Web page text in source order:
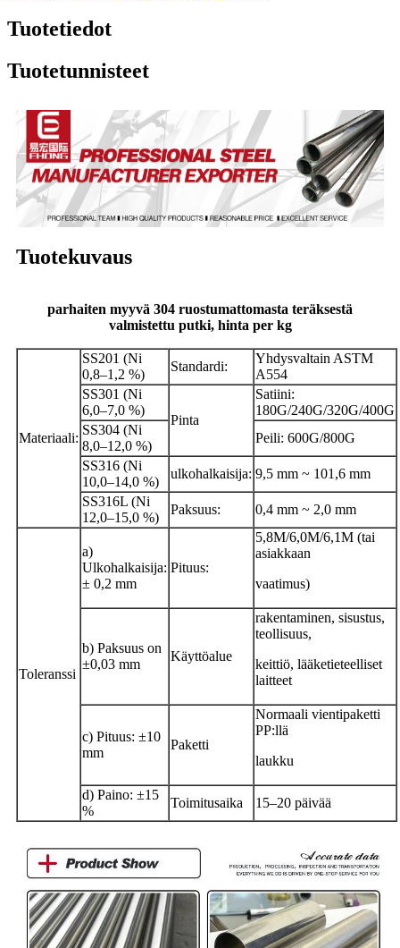
Tuotetiedot
Tuotetunnisteet
Tuotekuvaus
parhaiten myyvä 304 ruostumattomasta teräksestä
valmistettu putki, hinta per kg
Materiaali:
SS201 (Ni
0,8–1,2 %)
Standardi:
Yhdysvaltain ASTM
A554
SS301 (Ni
6,0–7,0 %)
Pinta
Satiini:
180G/240G/320G/400G
SS304 (Ni
8,0–12,0 %)
Peili: 600G/800G
SS316 (Ni
10,0–14,0 %)
ulkohalkaisija: 9,5 mm ~ 101,6 mm
SS316L (Ni
12,0–15,0 %)
Paksuus: 0,4 mm ~ 2,0 mm
Toleranssi
a)
Ulkohalkaisija:
± 0,2 mm
Pituus:
5,8M/6,0M/6,1M (tai
asiakkaan
vaatimus)
b) Paksuus on
±0,03 mm
Käyttöalue
rakentaminen, sisustus,
teollisuus,
keittiö, lääketieteelliset
laitteet
c) Pituus: ±10
mm
Paketti
Normaali vientipaketti
PP:llä
laukku
d) Paino: ±15
%
Toimitusaika 15–20 päivää